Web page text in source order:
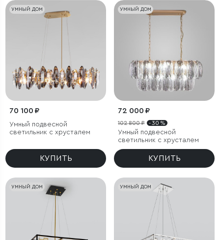
УМНЫЙ ДОМ
70 100 ₽
Умный подвесной
светильник c хрусталем
КУПИТЬ
УМНЫЙ ДОМ
72 000 ₽
102 800 ₽ - 30 %
Умный подвесной
светильник с хрусталем
КУПИТЬ
УМНЫЙ ДОМ УМНЫЙ ДОМ